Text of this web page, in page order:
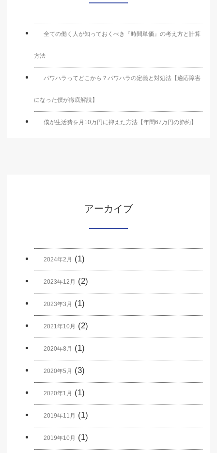
全ての働く人が知っておくべき『時間単価』の考え方と計算
方法
パワハラってどこから？パワハラの定義と対処法【適応障害
になった僕が徹底解説】
僕が生活費を月10万円に抑えた方法【年間67万円の節約】
アーカイブ
2024年2月 (1)
2023年12月 (2)
2023年3月 (1)
2021年10月 (2)
2020年8月 (1)
2020年5月 (3)
2020年1月 (1)
2019年11月 (1)
2019年10月 (1)